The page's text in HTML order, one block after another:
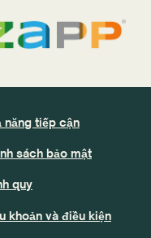
năng tiếp cận
sách bảo mật
quy
khoản và điều kiện